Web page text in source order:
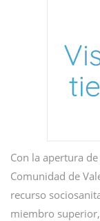
Con la apertura
Comunidad de
recurso
miembro